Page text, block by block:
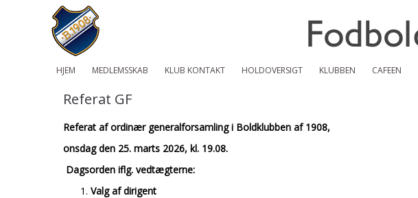
HJEM MEDLEMSSKAB KLUB KONTAKT HOLDOVERSIGT KLUBBEN CAFEEN
Referat GF
Referat af ordinær generalforsamling i Boldklubben af 1908,
onsdag den 25. marts 2026, kl. 19.08.
Dagsorden iflg. vedtægterne:
Valg af dirigent